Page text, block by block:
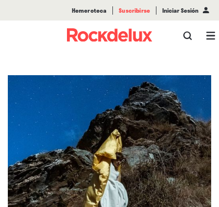
Hemeroteca Suscribirse Iniciar Sesión